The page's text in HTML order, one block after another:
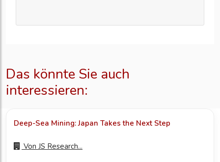
Das könnte Sie auch
interessieren:
Deep-Sea Mining: Japan Takes the Next Step
Von JS Research...